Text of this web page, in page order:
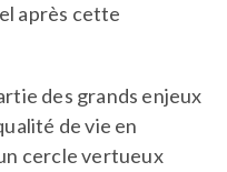
après cette
des grands enjeux
de vie en
cercle vertueux